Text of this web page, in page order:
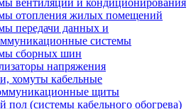
отопления жилых помещений
передачи данных и
системы
сборных шин
напряжения
хомуты кабельные
щиты
пол (системы кабельного обогрева)